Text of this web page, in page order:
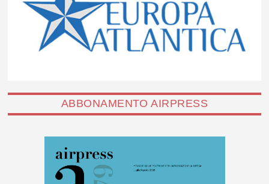
ABBONAMENTO AIRPRESS